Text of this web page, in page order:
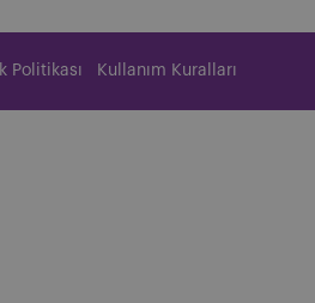
Politikası Kullanım Kuralları